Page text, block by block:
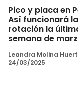
Pico y placa en
Así funcionará la
rotación la
semana de
Leandra Molina
24/03/2025